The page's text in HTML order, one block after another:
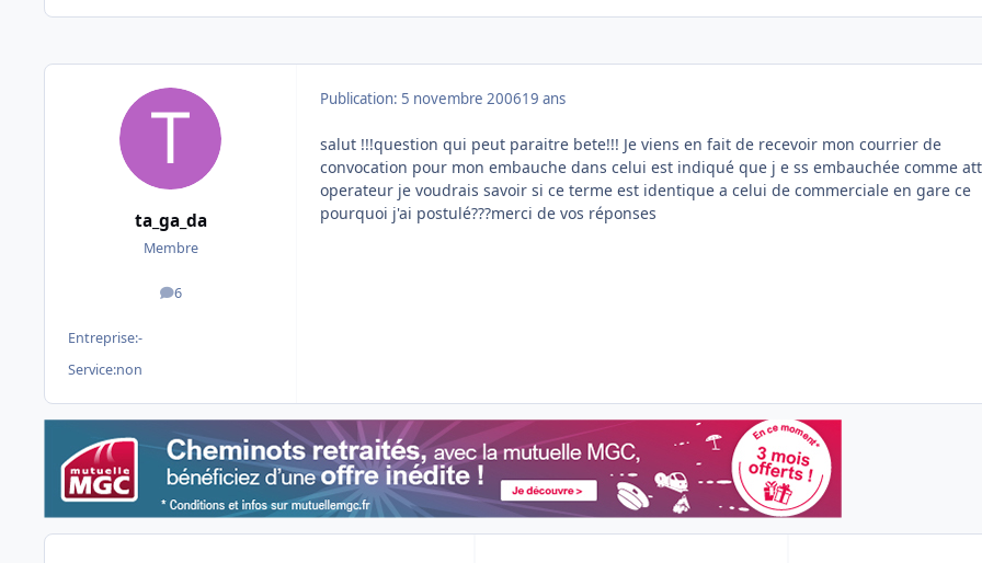
ta_ga_da
Membre
6
messages
Entreprise:-
Service:non
Publication: 5 novembre 200619 ans
salut !!!question qui peut paraitre bete!!! Je viens en fait de recevoir mon courrier de
convocation pour mon embauche dans celui est indiqué que j e ss embauchée comme
operateur je voudrais savoir si ce terme est identique a celui de commerciale en gare ce
pourquoi j'ai postulé???merci de vos réponses